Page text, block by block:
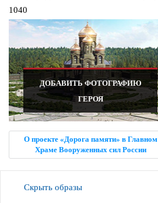
1040
ДОБАВИТЬ ФОТОГРАФИЮ
ГЕРОЯ
О проекте «Дорога памяти» в Главном
Храме Вооруженных сил России
Скрыть образы